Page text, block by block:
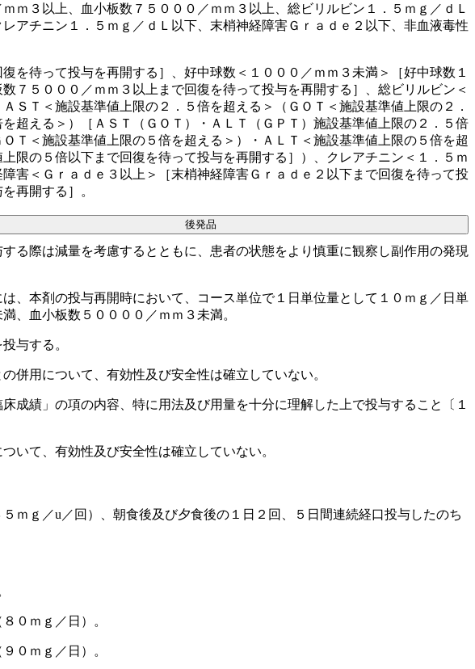
３以上、血小板数７５０００／ｍｍ３以上、総ビリルビン１．５ｍｇ／ｄＬ
アチニン１．５ｍｇ／ｄＬ以下、末梢神経障害Ｇｒａｄｅ２以下、非血液毒性
待って投与を再開する］、好中球数＜１０００／ｍｍ３未満＞［好中球数１
７５０００／ｍｍ３以上まで回復を待って投与を再開する］、総ビリルビン＜
ＳＴ＜施設基準値上限の２．５倍を超える＞（ＧＯＴ＜施設基準値上限の２．
超える＞）［ＡＳＴ（ＧＯＴ）・ＡＬＴ（ＧＰＴ）施設基準値上限の２．５倍
Ｔ＜施設基準値上限の５倍を超える＞）・ＡＬＴ＜施設基準値上限の５倍を超
限の５倍以下まで回復を待って投与を再開する］）、クレアチニン＜１．５ｍ
害＜Ｇｒａｄｅ３以上＞［末梢神経障害Ｇｒａｄｅ２以下まで回復を待って投
再開する］。
際は減量を考慮するとともに、患者の状態をより慎重に観察し副作用の発現
本剤の投与再開時において、コース単位で１日単位量として１０ｍｇ／日単
、血小板数５００００／ｍｍ３未満。
与する。
用について、有効性及び安全性は確立していない。
績」の項の内容、特に用法及び用量を十分に理解した上で投与すること〔１
いて、有効性及び安全性は確立していない。
後発品
ｍｇ／u／回）、朝食後及び夕食後の１日２回、５日間連続経口投与したのち
０ｍｇ／日）。
０ｍｇ／日）。